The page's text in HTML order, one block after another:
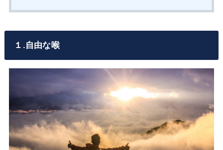
１.自由な喉